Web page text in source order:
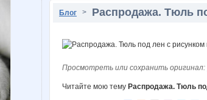
Блог > Распродажа. Тюль
Просмотреть или сохранить оригинал:
Читайте мою тему Распродажа. Тюль